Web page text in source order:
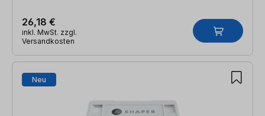
26,18 €
inkl. MwSt. zzgl.
Versandkosten
Neu